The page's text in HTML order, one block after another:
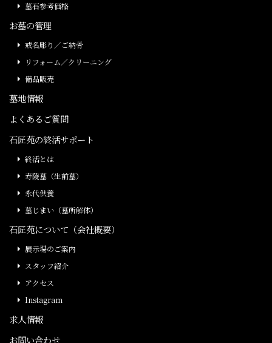
墓石参考価格
お墓の管理
戒名彫り／ご納骨
リフォーム／クリーニング
備品販売
墓地情報
よくあるご質問
石匠苑の終活サポート
終活とは
寿陵墓（生前墓）
永代供養
墓じまい（墓所解体）
石匠苑について（会社概要）
展示場のご案内
スタッフ紹介
アクセス
Instagram
求人情報
お問い合わせ